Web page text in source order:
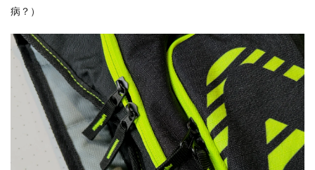
病？）